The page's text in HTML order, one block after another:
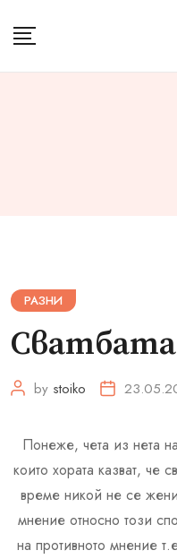
РАЗНИ
Сватбата
by stoiko
Понеже, чета из нета
които хората казват, че
време никой не се
мнение относно този
на противното мнение